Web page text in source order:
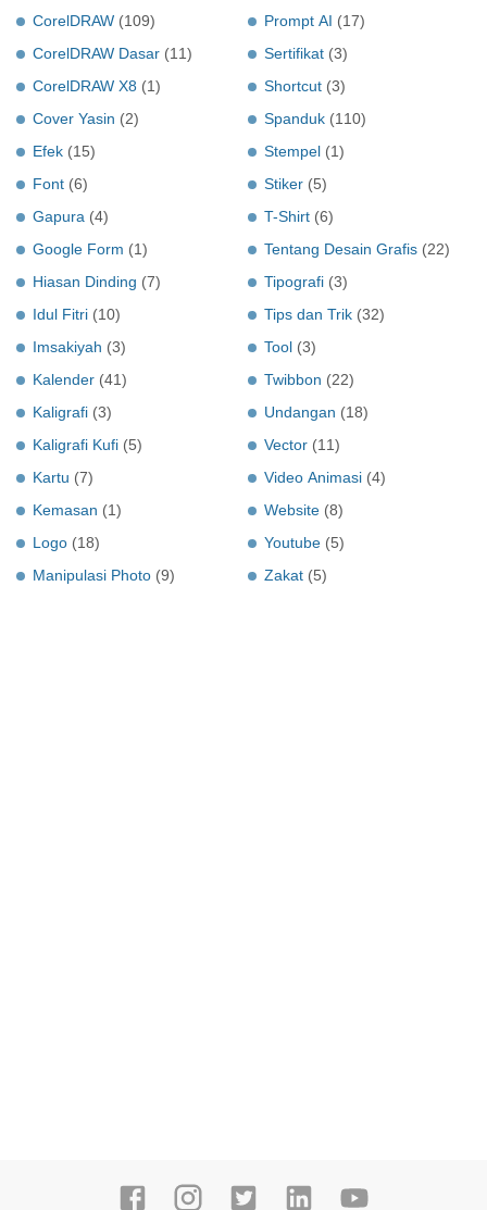
CorelDRAW (109)
CorelDRAW Dasar (11)
CorelDRAW X8 (1)
Cover Yasin (2)
Efek (15)
Font (6)
Gapura (4)
Google Form (1)
Hiasan Dinding (7)
Idul Fitri (10)
Imsakiyah (3)
Kalender (41)
Kaligrafi (3)
Kaligrafi Kufi (5)
Kartu (7)
Kemasan (1)
Logo (18)
Manipulasi Photo (9)
Prompt AI (17)
Sertifikat (3)
Shortcut (3)
Spanduk (110)
Stempel (1)
Stiker (5)
T-Shirt (6)
Tentang Desain Grafis (22)
Tipografi (3)
Tips dan Trik (32)
Tool (3)
Twibbon (22)
Undangan (18)
Vector (11)
Video Animasi (4)
Website (8)
Youtube (5)
Zakat (5)